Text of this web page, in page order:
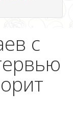
с